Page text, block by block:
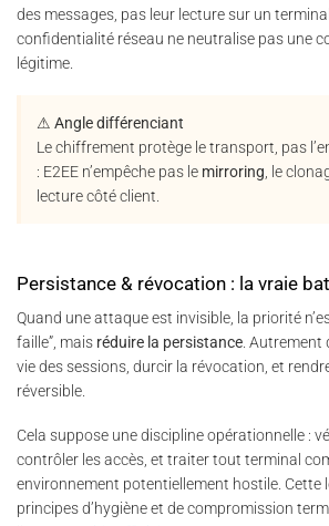
des messages, pas leur lecture sur un
confidentialité réseau ne neutralise pas une
légitime.
⚠ Angle différenciant
Le chiffrement protège le transport, pas
: E2EE n’empêche pas le mirroring , le
lecture côté client.
Persistance & révocation : la vraie
Quand une attaque est invisible, la priorité
faille”, mais réduire la persistance .
vie des sessions, durcir la révocation, et
réversible.
Cela suppose une discipline opérationnelle :
contrôler les accès, et traiter tout terminal
environnement potentiellement hostile. Cette
principes d’hygiène et de compromission